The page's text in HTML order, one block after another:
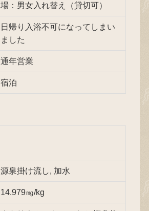
場：男女入れ替え（貸切可）
日帰り入浴不可になってしまい
ました
通年営業
宿泊
源泉掛け流し, 加水
14.979㎎/kg